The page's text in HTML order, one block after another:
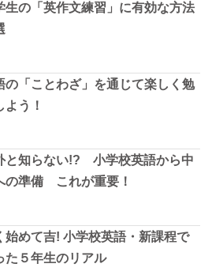
生の「英作文練習」に有効な方法
の「ことわざ」を通じて楽しく勉
よう！
と知らない!? 小学校英語から中
の準備 これが重要！
始めて吉! 小学校英語・新課程で
た５年生のリアル